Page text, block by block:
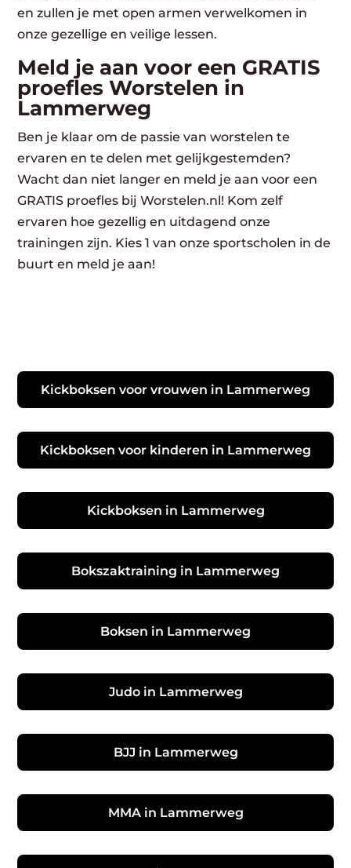
en zullen je met open armen verwelkomen in
onze gezellige en veilige lessen.
Meld je aan voor een GRATIS
proefles Worstelen in
Lammerweg
Ben je klaar om de passie van worstelen te
ervaren en te delen met gelijkgestemden?
Wacht dan niet langer en meld je aan voor een
GRATIS proefles bij Worstelen.nl! Kom zelf
ervaren hoe gezellig en uitdagend onze
trainingen zijn. Kies 1 van onze sportscholen in de
buurt en meld je aan!
Kickboksen voor vrouwen in Lammerweg
Kickboksen voor kinderen in Lammerweg
Kickboksen in Lammerweg
Bokszaktraining in Lammerweg
Boksen in Lammerweg
Judo in Lammerweg
BJJ in Lammerweg
MMA in Lammerweg